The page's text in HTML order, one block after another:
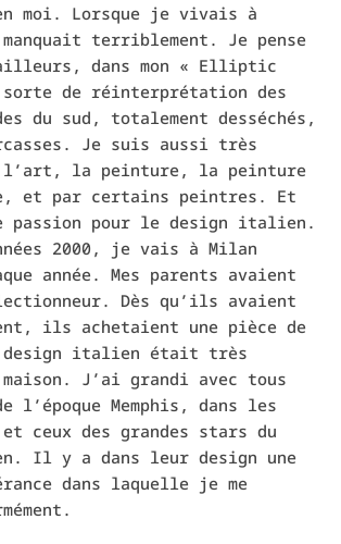
moi. Lorsque je vivais à
terriblement. Je pense
dans mon « Elliptic
de réinterprétation des
du sud, totalement desséchés,
Je suis aussi très
l’art, la peinture, la peinture
et par certains peintres. Et
passion pour le design italien.
2000, je vais à Milan
année. Mes parents avaient
Dès qu’ils avaient
ils achetaient une pièce de
italien était très
J’ai grandi avec tous
l’époque Memphis, dans les
et ceux des grandes stars du
Il y a dans leur design une
dans laquelle je me